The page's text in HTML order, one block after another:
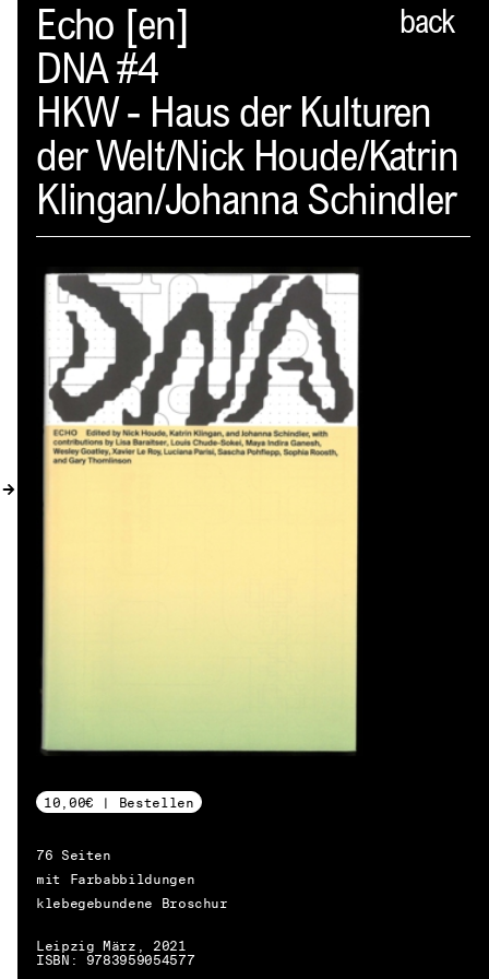
back
Spector
PROFIL
AKTUELLES
INDEX
WARENKORB (0)
VERLAGSVORSCHAU
DISTRIBUTION
KONTAKT
KUNDENKONTO
DE → EN
Echo [en]
DNA #4
HKW - Haus der Kulturen
der Welt/Nick Houde/Katrin
Klingan/Johanna Schindler
10,00€ | Bestellen
76 Seiten
mit Farbabbildungen
klebegebundene Broschur
Leipzig März, 2021
ISBN: 9783959054577